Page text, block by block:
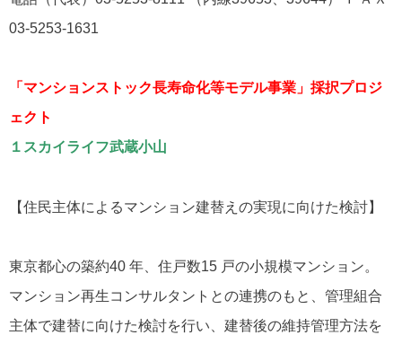
03-5253-1631
「マンションストック長寿命化等モデル事業」採択プロジ
ェクト
１スカイライフ武蔵小山
【住民主体によるマンション建替えの実現に向けた検討】
東京都心の築約40 年、住戸数15 戸の小規模マンション。
マンション再生コンサルタントとの連携のもと、管理組合
主体で建替に向けた検討を行い、建替後の維持管理方法を